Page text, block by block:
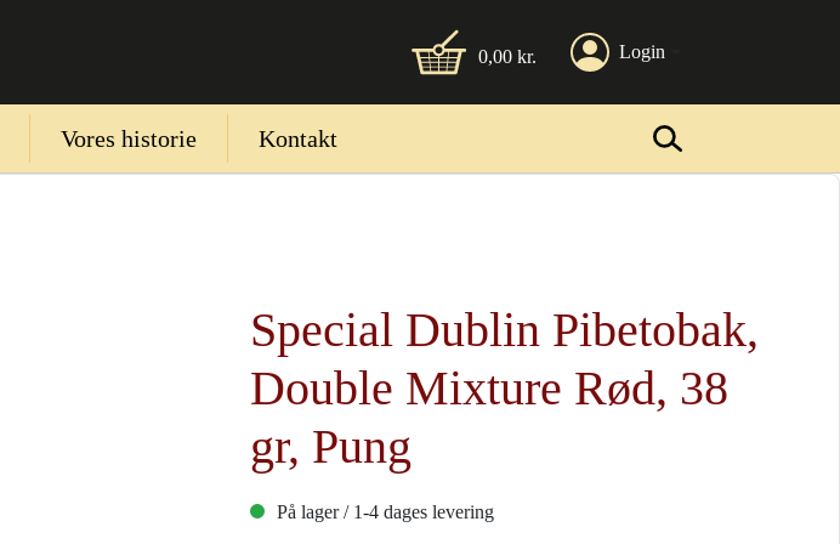
0,00kr. Login
Vores historie Kontakt
Special Dublin Pibetobak,
Double Mixture Rød, 38
gr, Pung
På lager / 1-4 dages levering